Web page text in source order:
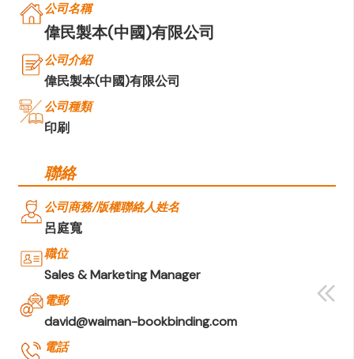
公司名稱
偉民製本(中國)有限公司
公司介紹
偉民製本(中國)有限公司
公司種類
印刷
聯絡
公司商務/版權聯絡人姓名
呂庭寬
職位
Sales & Marketing Manager
電郵
david@waiman-bookbinding.com
電話